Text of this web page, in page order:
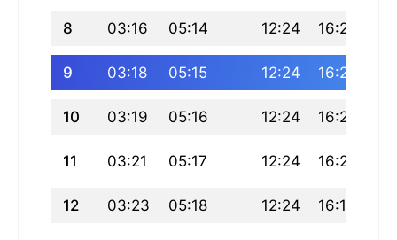
8 03:16 05:14 12:24 16:21
9 03:18 05:15 12:24 16:21
10 03:19 05:16 12:24 16:20
11 03:21 05:17 12:24 16:20
12 03:23 05:18 12:24 16:19